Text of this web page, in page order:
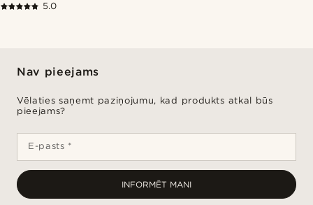
5.0
Nav pieejams
Vēlaties saņemt paziņojumu, kad produkts atkal būs
pieejams?
E-pasts *
INFORMĒT MANI